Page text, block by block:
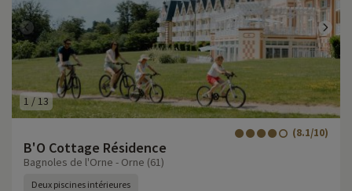
1/13
B'O Cottage Résidence
(8.1/10)
Bagnoles de l'Orne - Orne (61)
Deux piscines intérieures